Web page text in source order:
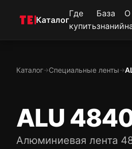
Каталог
Где
купить
База
знаний
О
Каталог→Специальные ленты→
ALU
Алюминиевая лента